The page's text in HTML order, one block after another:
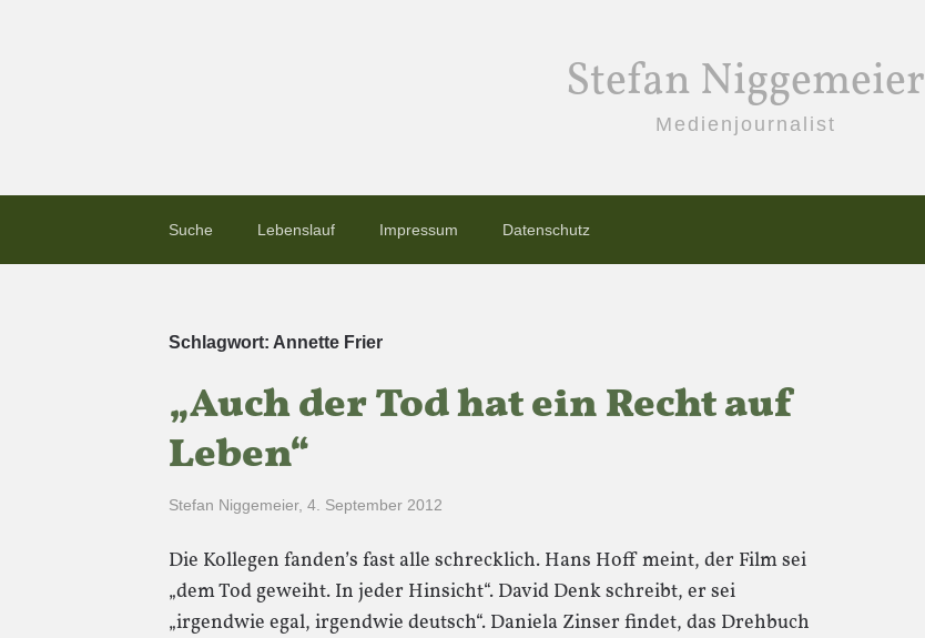
Stefan Niggemeier
Medienjournalist
Suche Lebenslauf Impressum Datenschutz
Schlagwort: Annette Frier
„Auch der Tod hat ein Recht auf
Leben“
Stefan Niggemeier, 4. September 2012
Die Kollegen fanden’s fast alle schrecklich. Hans Hoff meint, der Film sei
„dem Tod geweiht. In jeder Hinsicht“. David Denk schreibt, er sei
„irgendwie egal, irgendwie deutsch“. Daniela Zinser findet, das Drehbuch